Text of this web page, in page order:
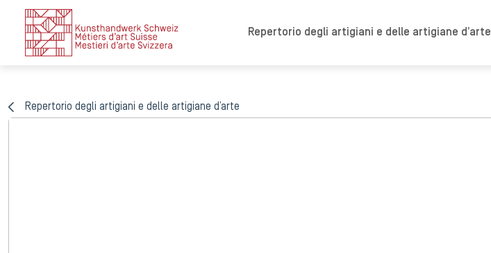
Repertorio degli artigiani e delle artigiane d’arte
Repertorio degli artigiani e delle artigiane d’arte